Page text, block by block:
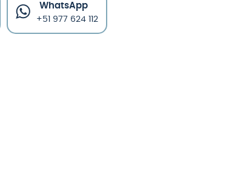
WhatsApp
+51 977 624 112